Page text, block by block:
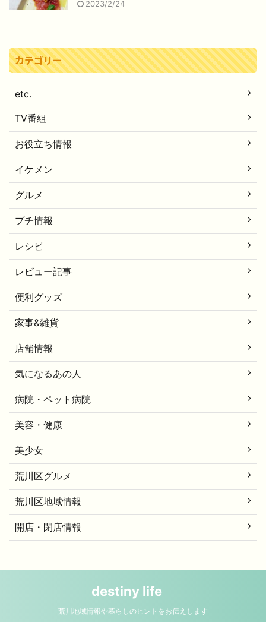
2023/2/24
カテゴリー
etc.
TV番組
お役立ち情報
イケメン
グルメ
プチ情報
レシピ
レビュー記事
便利グッズ
家事&雑貨
店舗情報
気になるあの人
病院・ペット病院
美容・健康
美少女
荒川区グルメ
荒川区地域情報
開店・閉店情報
destiny life
荒川地域情報や暮らしのヒントをお伝えします